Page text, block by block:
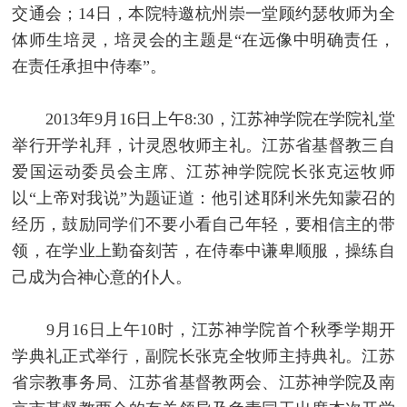
交通会；14日，本院特邀杭州崇一堂顾约瑟牧师为全
体师生培灵，培灵会的主题是“在远像中明确责任，
在责任承担中侍奉”。
2013年9月16日上午8:30，江苏神学院在学院礼堂
举行开学礼拜，计灵恩牧师主礼。江苏省基督教三自
爱国运动委员会主席、江苏神学院院长张克运牧师
以“上帝对我说”为题证道：他引述耶利米先知蒙召的
经历，鼓励同学们不要小看自己年轻，要相信主的带
领，在学业上勤奋刻苦，在侍奉中谦卑顺服，操练自
己成为合神心意的仆人。
9月16日上午10时，江苏神学院首个秋季学期开
学典礼正式举行，副院长张克全牧师主持典礼。江苏
省宗教事务局、江苏省基督教两会、江苏神学院及南